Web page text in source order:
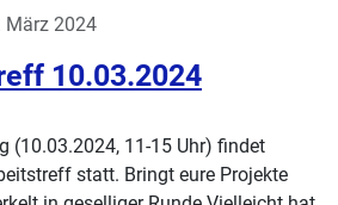
März 2024
10.03.2024
(10.03.2024, 11-15 Uhr) findet
statt. Bringt eure Projekte